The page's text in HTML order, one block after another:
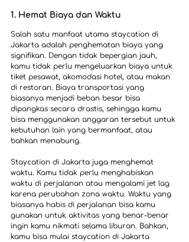
1. Hemat Biaya dan Waktu
Salah satu manfaat utama staycation di
Jakarta adalah penghematan biaya yang
signifikan. Dengan tidak bepergian jauh,
kamu tidak perlu mengeluarkan biaya untuk
tiket pesawat, akomodasi hotel, atau makan
di restoran. Biaya transportasi yang
biasanya menjadi beban besar bisa
dipangkas secara drastis, sehingga kamu
bisa menggunakan anggaran tersebut untuk
kebutuhan lain yang bermanfaat, atau
bahkan menabung.
Staycation di Jakarta juga menghemat
waktu. Kamu tidak perlu menghabiskan
waktu di perjalanan atau mengalami jet lag
karena perubahan zona waktu. Waktu yang
biasanya habis di perjalanan bisa kamu
gunakan untuk aktivitas yang benar-benar
ingin kamu nikmati selama liburan. Bahkan,
kamu bisa mulai staycation di Jakarta